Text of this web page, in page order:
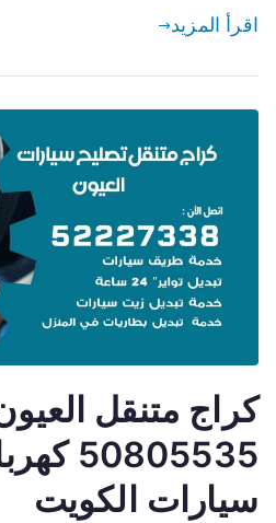
اقرأ المزيد
كراج متنقل
سيارات الكويت